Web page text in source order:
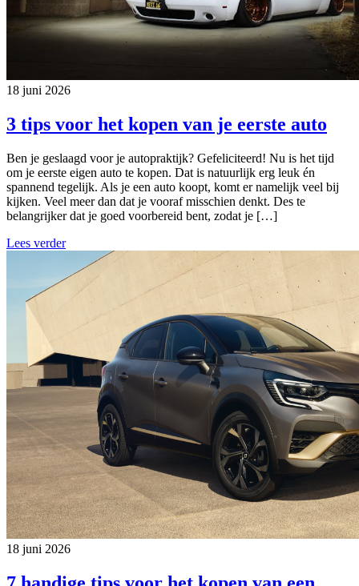
18 juni 2026
3 tips voor het kopen van je eerste auto
Ben je geslaagd voor je autopraktijk? Gefeliciteerd! Nu is het tijd
om je eerste eigen auto te kopen. Dat is natuurlijk erg leuk én
spannend tegelijk. Als je een auto koopt, komt er namelijk veel bij
kijken. Veel meer dan dat je vooraf misschien denkt. Des te
belangrijker dat je goed voorbereid bent, zodat je […]
Lees verder
18 juni 2026